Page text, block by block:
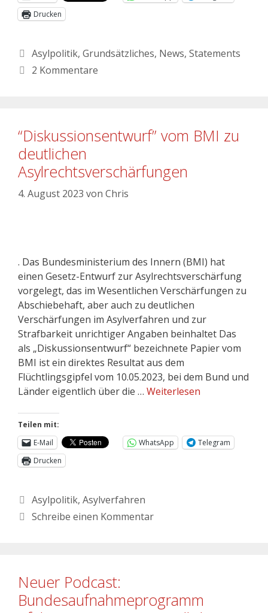
Drucken
Asylpolitik, Grundsätzliches, News, Statements
2 Kommentare
“Diskussionsentwurf” vom BMI zu
deutlichen
Asylrechtsverschärfungen
4. August 2023 von Chris
. Das Bundesministerium des Innern (BMI) hat
einen Gesetz-Entwurf zur Asylrechtsverschärfung
vorgelegt, das im Wesentlichen Verschärfungen zu
Abschiebehaft, aber auch zu deutlichen
Verschärfungen im Asylverfahren und zur
Strafbarkeit unrichtiger Angaben beinhaltet Das
als „Diskussionsentwurf“ bezeichnete Papier vom
BMI ist ein direktes Resultat aus dem
Flüchtlingsgipfel vom 10.05.2023, bei dem Bund und
Länder eigentlich über die … Weiterlesen
Teilen mit:
E-Mail
WhatsApp
Telegram
Drucken
Asylpolitik, Asylverfahren
Schreibe einen Kommentar
Neuer Podcast:
Bundesaufnahmeprogramm